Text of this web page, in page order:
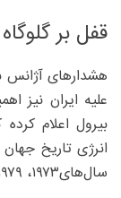
قفل بر
هشدارهای آژانس
علیه ایران نیز
بیرول اعلام
انرژی تاریخ
سال‌های۱۹۷۳، ۱۹۷۹ و ۲۰۲۲ نیز بزرگ‌تر خواهد بود.